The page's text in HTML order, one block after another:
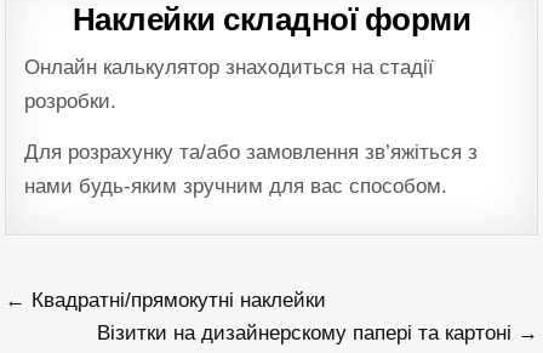
Наклейки складної форми
Онлайн калькулятор знаходиться на стадії
розробки.
Для розрахунку та/або замовлення зв’яжіться з
нами будь-яким зручним для вас способом.
Навігація
записів
← Квадратні/прямокутні наклейки
Візитки на дизайнерскому папері та картоні →